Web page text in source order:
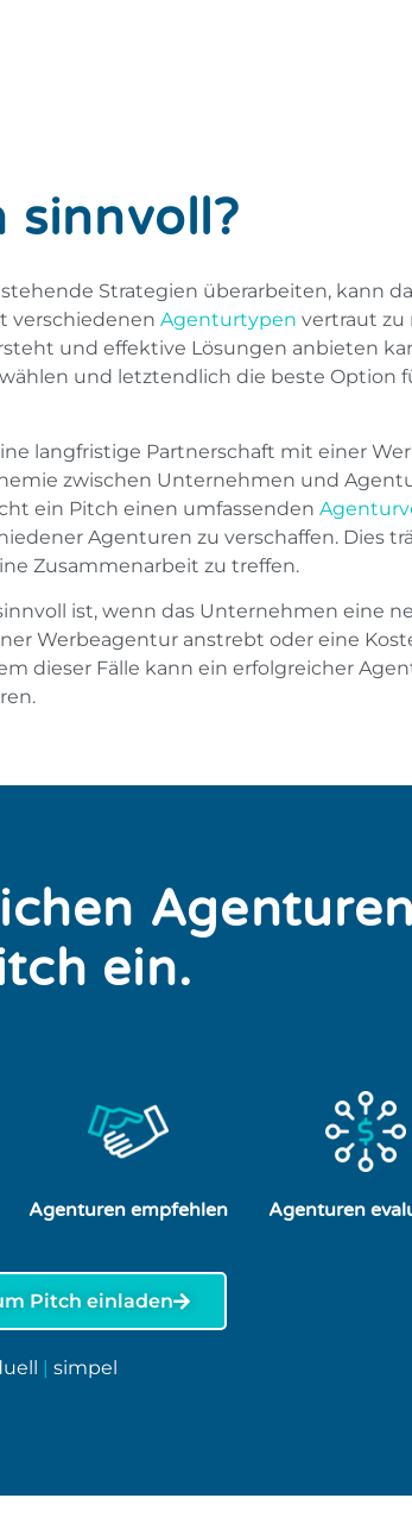
sinnvoll?
Strategien überarbeiten, kann
verschiedenen Agenturtypen vertraut zu
und effektive Lösungen anbieten
und letztendlich die beste Option
langfristige Partnerschaft mit einer
zwischen Unternehmen und
ein Pitch einen umfassenden
Agenturen zu verschaffen. Dies
Zusammenarbeit zu treffen.
ist, wenn das Unternehmen eine
Werbeagentur anstrebt oder eine
dieser Fälle kann ein erfolgreicher
ein.
Agenturen empfehlen Agenturen
Pitch einladen
simpel